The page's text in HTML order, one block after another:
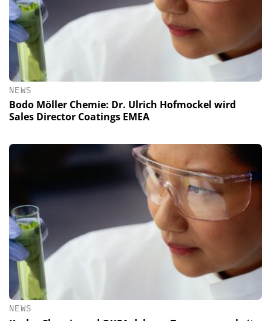
NEWS
Bodo Möller Chemie: Dr. Ulrich Hofmockel wird
Sales Director Coatings EMEA
NEWS